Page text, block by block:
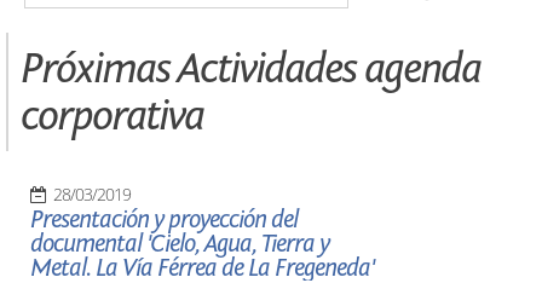
Próximas Actividades agenda
corporativa
28/03/2019
Presentación y proyección del
documental 'Cielo, Agua, Tierra y
Metal. La Vía Férrea de La Fregeneda'